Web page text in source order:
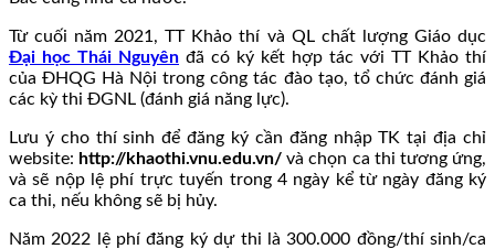
Từ cuối năm 2021, TT Khảo thí và QL chất lượng Giáo dục
Đại học Thái Nguyên đã có ký kết hợp tác với TT Khảo thí
của ĐHQG Hà Nội trong công tác đào tạo, tổ chức đánh giá
các kỳ thi ĐGNL (đánh giá năng lực).
Lưu ý cho thí sinh để đăng ký cần đăng nhập TK tại địa chỉ
website: http://khaothi.vnu.edu.vn/ và chọn ca thi tương ứng,
và sẽ nộp lệ phí trực tuyến trong 4 ngày kể từ ngày đăng ký
ca thi, nếu không sẽ bị hủy.
Năm 2022 lệ phí đăng ký dự thi là 300.000 đồng/thí sinh/ca